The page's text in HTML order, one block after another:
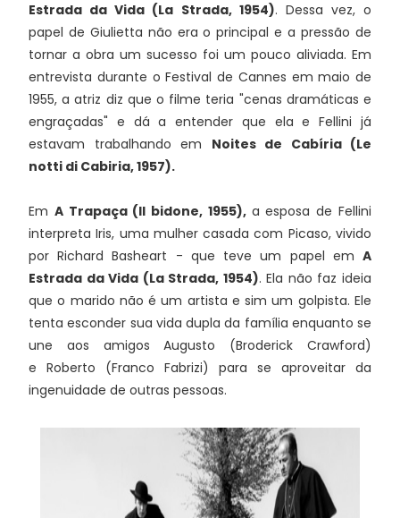
Estrada da Vida (La Strada, 1954). Dessa vez, o
papel de Giulietta não era o principal e a pressão de
tornar a obra um sucesso foi um pouco aliviada. Em
entrevista durante o Festival de Cannes em maio de
1955, a atriz diz que o filme teria "cenas dramáticas e
engraçadas" e dá a entender que ela e Fellini já
estavam trabalhando em Noites de Cabíria (Le
notti di Cabiria, 1957).
Em A Trapaça (Il bidone, 1955), a esposa de Fellini
interpreta Iris, uma mulher casada com Picaso, vivido
por Richard Basheart - que teve um papel em A
Estrada da Vida (La Strada, 1954). Ela não faz ideia
que o marido não é um artista e sim um golpista. Ele
tenta esconder sua vida dupla da família enquanto se
une aos amigos Augusto (Broderick Crawford)
e Roberto (Franco Fabrizi) para se aproveitar da
ingenuidade de outras pessoas.